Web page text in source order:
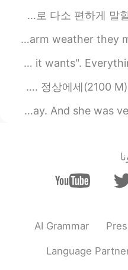
헬로톡을 사용하기 시작했을 때 거의 영어로만 얘기를 나눴는데 매일매일 한
These are our three wonderful bunnies!
In the Netherlands we have a saying:
이번 주에 우리 가족들이랑 여행하러 스위스와 독일에 갔어요! 스위스에 있
Today we had a brunch at home for my
AI Grammar
Language